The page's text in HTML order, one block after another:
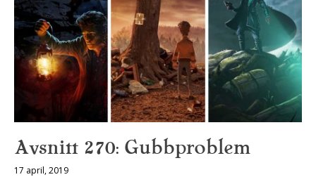
Avsnitt 270: Gubbproblem
17 april, 2019